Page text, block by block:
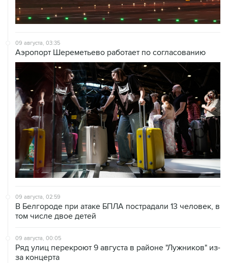
09 августа, 03:35
Аэропорт Шереметьево работает по согласованию
09 августа, 02:59
В Белгороде при атаке БПЛА пострадали 13 человек, в
том числе двое детей
09 августа, 00:05
Ряд улиц перекроют 9 августа в районе "Лужников" из-
за концерта